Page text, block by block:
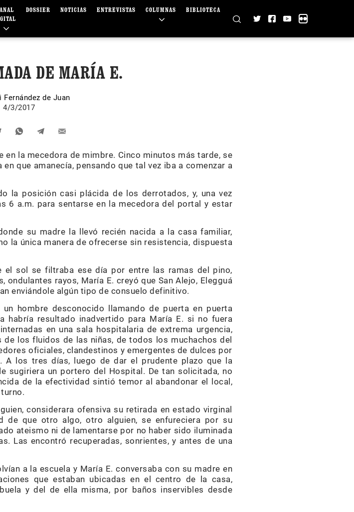
DOSSIER NOTICIAS ENTREVISTAS COLUMNAS BIBLIOTECA
DE MARÍA E.
Fernández de Juan
4/3/2017
en la mecedora de mimbre. Cinco minutos más tarde, se
que amanecía, pensando que tal vez iba a comenzar a
la posición casi plácida de los derrotados, y, una vez
6 a.m. para sentarse en la mecedora del portal y estar
su madre la llevó recién nacida a la casa familiar,
la única manera de ofrecerse sin resistencia, dispuesta
el sol se filtraba ese día por entre las ramas del pino,
rayos, María E. creyó que San Alejo, Elegguá
enviándole algún tipo de consuelo definitivo.
hombre desconocido llamando de puerta en puerta
habría resultado inadvertido para María E. si no fuera
en una sala hospitalaria de extrema urgencia,
los fluidos de las niñas, de todos los muchachos del
oficiales, clandestinos y emergentes de dulces por
A los tres días, luego de dar el prudente plazo que la
sugiriera un portero del Hospital. De tan solicitada, no
de la efectividad sintió temor al abandonar el local,
considerara ofensiva su retirada en estado virginal
de que otro algo, otro alguien, se enfureciera por su
ateismo ni de lamentarse por no haber sido iluminada
Las encontró recuperadas, sonrientes, y antes de una
a la escuela y María E. conversaba con su madre en
que estaban ubicadas en el centro de la casa,
y del de ella misma, por baños inservibles desde